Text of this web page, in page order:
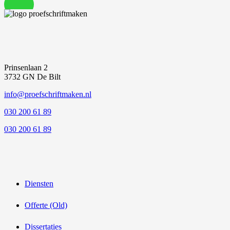
Prinsenlaan 2
3732 GN De Bilt
info@proefschriftmaken.nl
030 200 61 89
030 200 61 89
Diensten
Offerte (Old)
Dissertaties